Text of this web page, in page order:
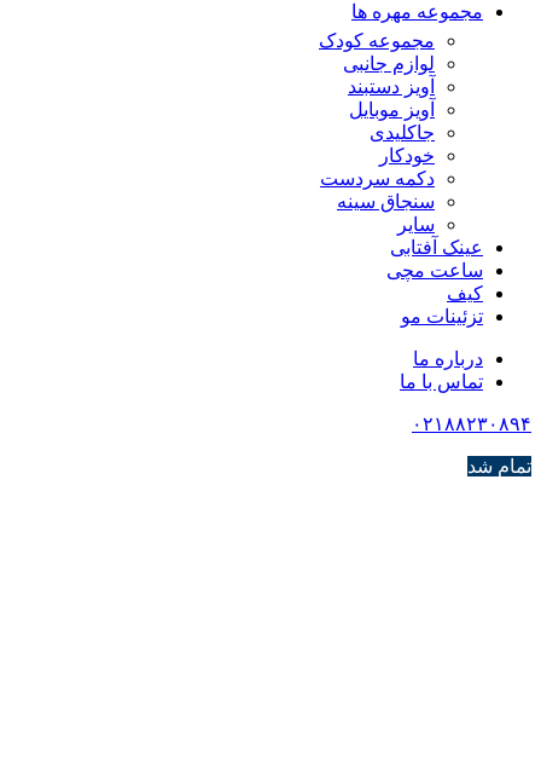
مجموعه مهره ها
مجموعه کودک
لوازم جانبی
آویز دستبند
آویز موبایل
جاکلیدی
خودکار
دکمه سردست
سنجاق سینه
سایر
عینک آفتابی
ساعت مچی
کیف
تزئینات مو
درباره ما
تماس با ما
۰۲۱۸۸۲۳۰۸۹۴
تمام شد